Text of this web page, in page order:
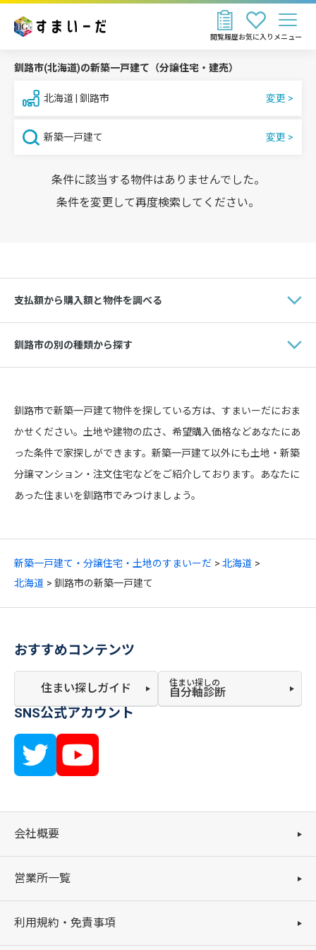
お気に入り
閲覧履歴 メニュー
新築一戸建て・分譲住宅・土地のすまいーだ
北海道
北海道
釧路市の新築一戸建て
釧路市(北海道)の新築一戸建て（分譲住宅・建売）
北海道 | 釧路市
新築一戸建て
条件に該当する物件はありませんでした。
条件を変更して再度検索してください。
支払額から購入額と物件を調べる
釧路市の別の種類から探す
釧路市で新築一戸建て物件を探している方は、すまいーだにおま
かせください。土地や建物の広さ、希望購入価格などあなたにあ
った条件で家探しができます。新築一戸建て以外にも土地・新築
分譲マンション・注文住宅などをご紹介しております。あなたに
あった住まいを釧路市でみつけましょう。
おすすめコンテンツ
住まい探しガイド 住まい探しの
自分軸診断
SNS公式アカウント
会社概要
営業所一覧
利用規約・免責事項